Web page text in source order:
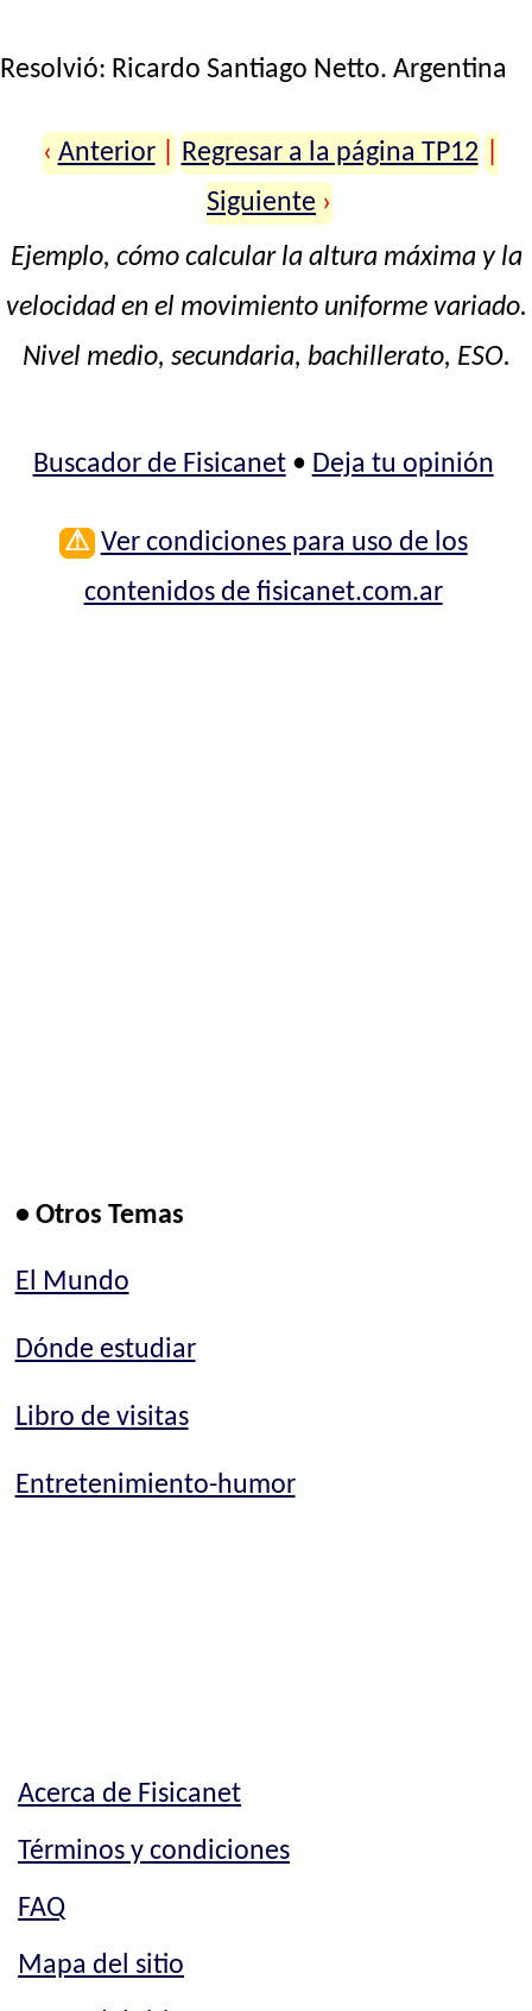
Resolvió: Ricardo Santiago Netto. Argentina
‹ Anterior Regresar a la página TP12
Siguiente ›
Ejemplo, cómo calcular la altura máxima y la
velocidad en el movimiento uniforme variado.
Nivel medio, secundaria, bachillerato, ESO.
Buscador de Fisicanet• Deja tu opinión
⚠ Ver condiciones para uso de los
contenidos de fisicanet.com.ar
• Otros Temas
El Mundo
Dónde estudiar
Libro de visitas
Entretenimiento-humor
Acerca de Fisicanet
Términos y condiciones
FAQ
Mapa del sitio